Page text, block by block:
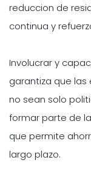
reduccion de
continua y
Involucrar y
garantiza que
no sean solo
formar parte de
que permite
largo plazo.